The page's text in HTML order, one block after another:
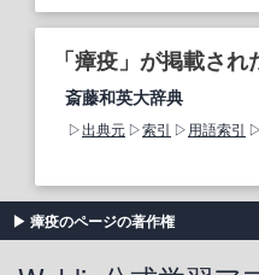
「瘴疫」が掲載され
斎藤和英大辞典
出典元 索引 用語索引
瘴疫のページの著作権